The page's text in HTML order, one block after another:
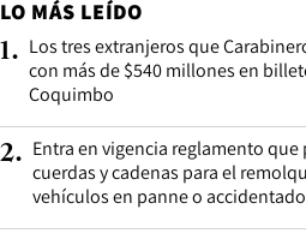
LO MÁS LEÍDO
1. Los tres extranjeros que
con más de $540 millones en
Coquimbo
2. Entra en vigencia reglamento
cuerdas y cadenas para el
vehículos en panne o